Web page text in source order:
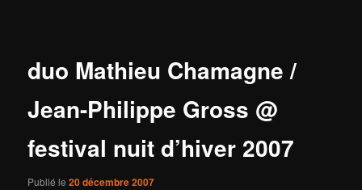
duo Mathieu Chamagne /
Jean-Philippe Gross @
festival nuit d’hiver 2007
Publié le20 décembre 2007